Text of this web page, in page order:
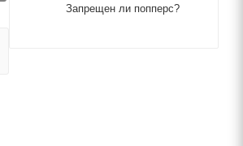
Запрещен ли попперс?